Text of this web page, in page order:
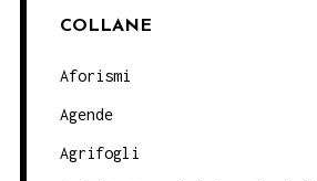
COLLANE
Aforismi
Agende
Agrifogli